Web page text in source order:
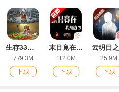
生存33天游戏手机版
779.3M
下载
末日竟在我身边3安卓版
112.0M
下载
25.9M
下载